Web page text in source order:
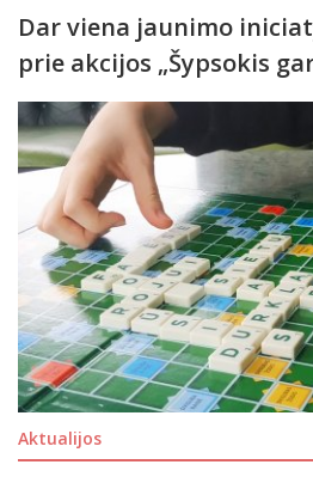
Dar viena jaunimo
prie akcijos „Šypsokis
Aktualijos